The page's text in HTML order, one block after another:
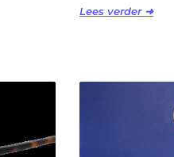
Lees verder ➜